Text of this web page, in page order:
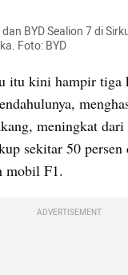
dan BYD Sealion 7 di
Foto: BYD
itu kini hampir tiga
meningkat
sekitar 50
mobil F1.
ADVERTISEMENT